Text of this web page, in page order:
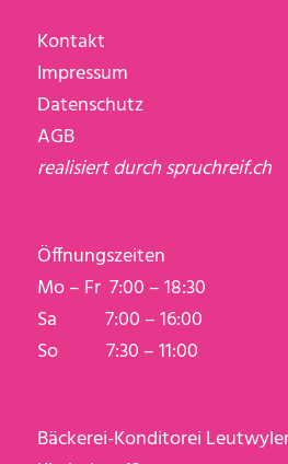
Kontakt
Impressum
Datenschutz
AGB
realisiert durchspruchreif.ch
Öffnungszeiten
Mo – Fr 7:00 – 18:30
Sa 7:00 – 16:00
So 7:30 – 11:00
Bäckerei-Konditorei